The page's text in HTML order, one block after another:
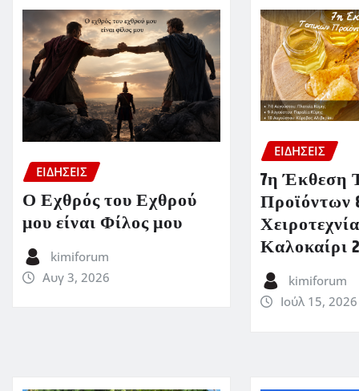
ΕΙΔΗΣΕΙΣ
Ο Εχθρός του Εχθρού
μου είναι Φίλος μου
kimiforum
Αυγ 3, 2026
ΕΙΔΗΣΕΙΣ
7η Έκθεση
Προϊόντων
Καλοκαίρι
kimiforum
Ιούλ 15, 2026